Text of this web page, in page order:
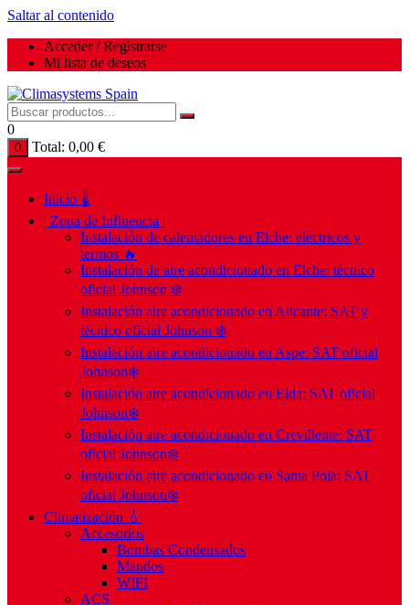
Saltar al contenido
Acceder / Registrarse
Mi lista de deseos
0
0 Total: 0,00 €
Inicio 🌡️
| Zona de Influencia |
Instalación de calentadores en Elche: eléctricos y
termos 🔥
Instalación de aire acondicionado en Elche: técnico
oficial Johnson ❄️
Instalación aire acondicionado en Alicante: SAT y
técnico oficial Johnson ❄️
Instalación aire acondicionado en Aspe: SAT oficial
Johnson❄️
Instalación aire acondicionado en Elda: SAT oficial
Johnson❄️
Instalación aire acondicionado en Crevillente: SAT
oficial Johnson❄️
Instalación aire acondicionado en Santa Pola: SAT
oficial Johnson❄️
Climatización 💧
Accesorios
Bombas Condensados
Mandos
WIFI
ACS